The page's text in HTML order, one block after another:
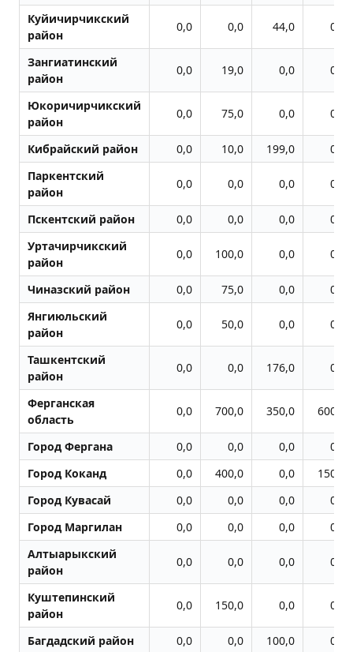
Куйичирчикский
район
0,0 0,0 44,0 0,0
Зангиатинский
район
0,0 19,0 0,0 0,0
Юкоричирчикский
район
0,0 75,0 0,0 0,0
Кибрайский район 0,0 10,0 199,0
0,0
Паркентский
район
0,0 0,0 0,0 0,0
Пскентский район 0,0 0,0 0,0
0,0
Уртачирчикский
район
0,0 100,0 0,0 0,0
Чиназский район 0,0 75,0 0,0
0,0
Янгиюльский
район
0,0 50,0 0,0 0,0
Ташкентский
район
0,0 0,0 176,0 0,0
Ферганская
область
0,0 700,0 350,0 600,0
Город Фергана 0,0 0,0 0,0
0,0
Город Коканд
0,0 400,0 0,0
150,0
Город Кувасай
0,0 0,0 0,0
0,0
Город Маpгилан
0,0 0,0 0,0
0,0
Алтыарыкский
район
0,0 0,0 0,0 0,0
Куштепинский
район
0,0 150,0 0,0 0,0
Багдадский район 0,0 0,0 100,0
0,0